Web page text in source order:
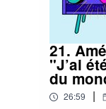
21.
"J’ai
du
26:59 |